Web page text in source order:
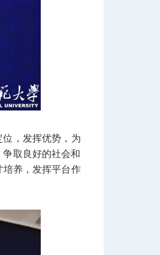
，发挥优势，为
取良好的社会和
培养，发挥平台作